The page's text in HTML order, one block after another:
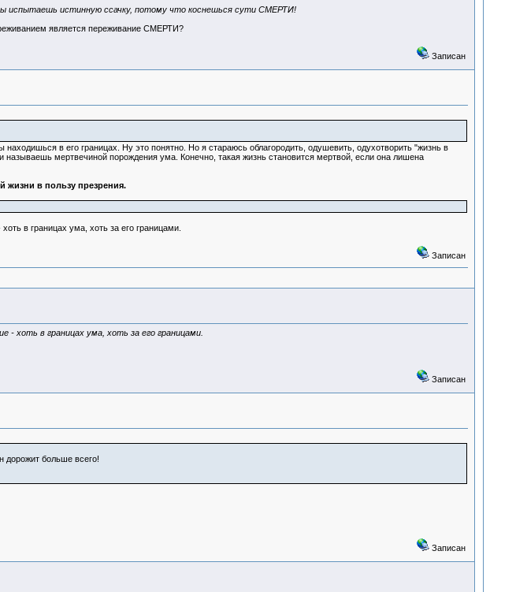
испытаешь истинную ссачку, потому что коснешься сути СМЕРТИ!
является переживание СМЕРТИ?
Записан
в его границах. Ну это понятно. Но я стараюсь облагородить, одушевить, одухотворить "жизнь в
мертвечиной порождения ума. Конечно, такая жизнь становится мертвой, если она лишена
жизни в пользу презрения.
в границах ума, хоть за его границами.
Записан
- хоть в границах ума, хоть за его границами.
Записан
дорожит больше всего!
Записан